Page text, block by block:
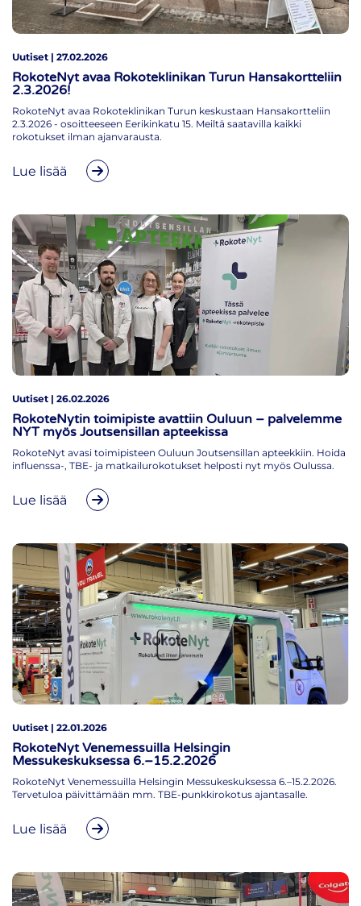
Uutiset | 27.02.2026
RokoteNyt avaa Rokoteklinikan Turun Hansakortteliin
2.3.2026!
RokoteNyt avaa Rokoteklinikan Turun keskustaan Hansakortteliin
2.3.2026 - osoitteeseen Eerikinkatu 15. Meiltä saatavilla kaikki
rokotukset ilman ajanvarausta.
Lue lisää
Uutiset | 26.02.2026
RokoteNytin toimipiste avattiin Ouluun – palvelemme
NYT myös Joutsensillan apteekissa
RokoteNyt avasi toimipisteen Ouluun Joutsensillan apteekkiin. Hoida
influenssa-, TBE- ja matkailurokotukset helposti nyt myös Oulussa.
Lue lisää
Uutiset | 22.01.2026
RokoteNyt Venemessuilla Helsingin
Messukeskuksessa 6.–15.2.2026
RokoteNyt Venemessuilla Helsingin Messukeskuksessa 6.–15.2.2026.
Tervetuloa päivittämään mm. TBE-punkkirokotus ajantasalle.
Lue lisää